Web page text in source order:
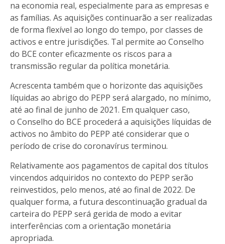
na economia real, especialmente para as empresas e
as famílias. As aquisições continuarão a ser realizadas
de forma flexível ao longo do tempo, por classes de
activos e entre jurisdições. Tal permite ao Conselho
do BCE conter eficazmente os riscos para a
transmissão regular da política monetária.
Acrescenta também que o horizonte das aquisições
líquidas ao abrigo do PEPP será alargado, no mínimo,
até ao final de junho de 2021. Em qualquer caso,
o Conselho do BCE procederá a aquisições líquidas de
activos no âmbito do PEPP até considerar que o
período de crise do coronavírus terminou.
Relativamente aos pagamentos de capital dos títulos
vincendos adquiridos no contexto do PEPP serão
reinvestidos, pelo menos, até ao final de 2022. De
qualquer forma, a futura descontinuação gradual da
carteira do PEPP será gerida de modo a evitar
interferências com a orientação monetária
apropriada.